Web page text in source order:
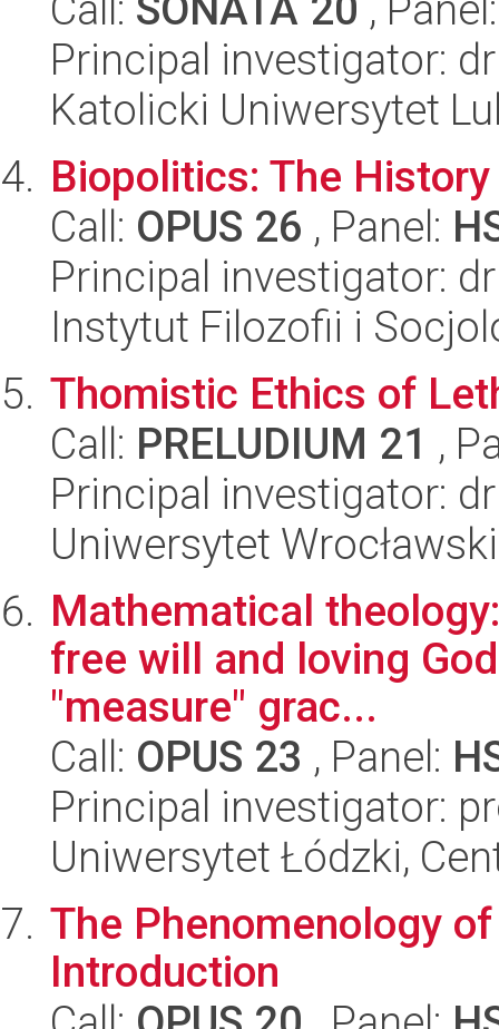
Principal investigator:
Katolicki Uniwersytet
Biopolitics: The
Call: OPUS 26 , Panel:
Principal investigator:
Instytut Filozofii i
Thomistic Ethics of
Call: PRELUDIUM 21 ,
Principal investigator:
Uniwersytet
Mathematical
free will and loving
"measure" grac...
Call: OPUS 23 , Panel:
Principal investigator:
Uniwersytet Łódzki,
The Phenomenology
Introduction